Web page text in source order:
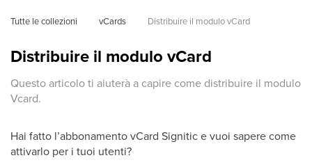
Tutte le collezioni vCards Distribuire il modulo vCard
Distribuire il modulo vCard
Questo articolo ti aiuterà a capire come distribuire il modulo
Vcard.
Hai fatto l’abbonamento vCard Signitic e vuoi sapere come
attivarlo per i tuoi utenti?